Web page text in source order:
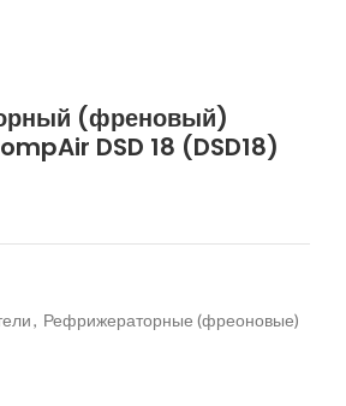
(френовый)
DSD 18 (DSD18)
, Рефрижераторные (фреоновые)